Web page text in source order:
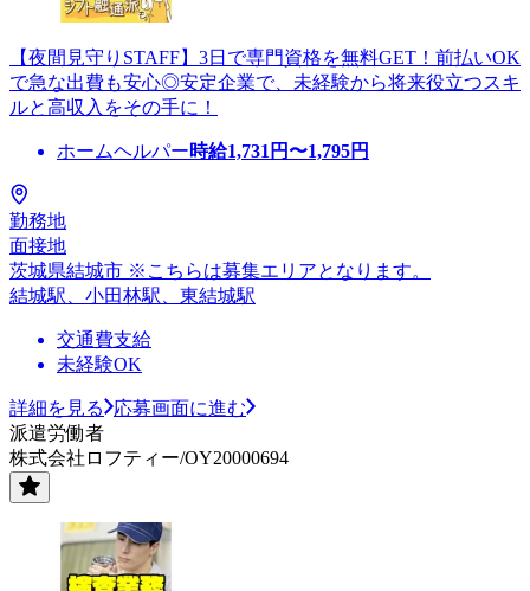
【夜間見守りSTAFF】3日で専門資格を無料GET！前払いOK
で急な出費も安心◎安定企業で、未経験から将来役立つスキ
ルと高収入をその手に！
ホームヘルパー時給1,731 円〜1,795円
勤務地
面接地
茨城県結城市 ※こちらは募集エリアとなります。
結城駅、小田林駅、東結城駅
交通費支給
未経験OK
詳細を見る
応募画面に進む
派遣労働者
株式会社ロフティー/OY20000694